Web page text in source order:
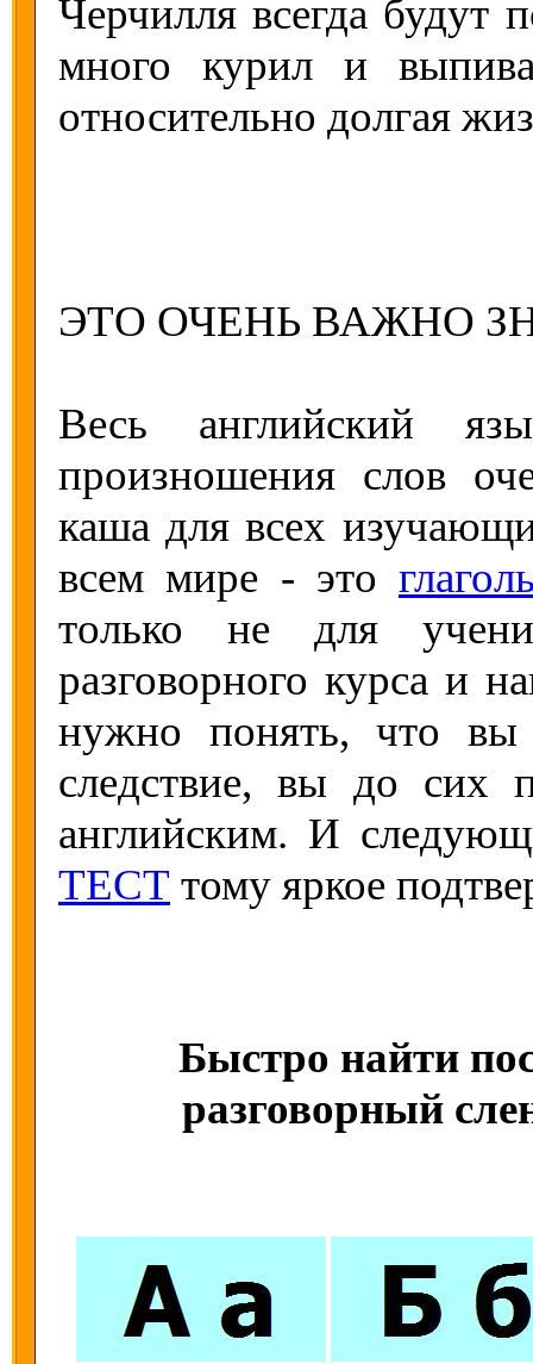
Черчилля всегда будут
много курил и
относительно долгая
ЭТО ОЧЕНЬ ВАЖНО
Весь английский
произношения слов
каша для всех
всем мире - это
только не для
разговорного курса и
нужно понять, что
следствие, вы до сих
английским. И
ТЕСТ тому яркое
Быстро найти
разговорный